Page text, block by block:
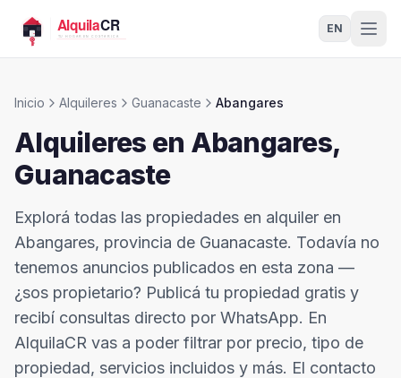
EN
Inicio Alquileres Guanacaste Abangares
Alquileres en Abangares,
Guanacaste
Explorá todas las propiedades en alquiler en
Abangares, provincia de Guanacaste. Todavía no
tenemos anuncios publicados en esta zona —
¿sos propietario? Publicá tu propiedad gratis y
recibí consultas directo por WhatsApp. En
AlquilaCR vas a poder filtrar por precio, tipo de
propiedad, servicios incluidos y más. El contacto